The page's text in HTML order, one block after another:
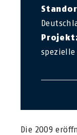
Die 2009